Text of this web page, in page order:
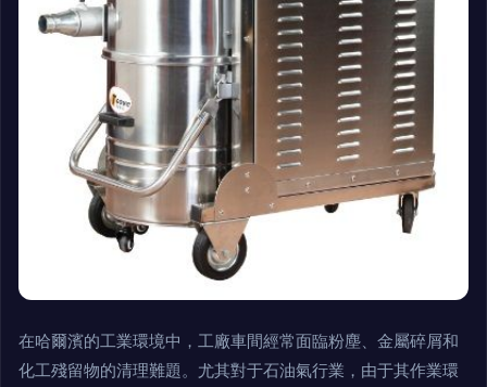
在哈爾濱的工業環境中，工廠車間經常面臨粉塵、金屬碎屑和
化工殘留物的清理難題。尤其對于石油氣行業，由于其作業環